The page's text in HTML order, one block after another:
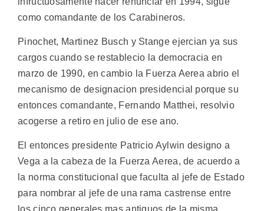
como comandante de los Carabineros.
Pinochet, Martinez Busch y Stange ejercian ya sus
cargos cuando se restablecio la democracia en
marzo de 1990, en cambio la Fuerza Aerea abrio el
mecanismo de designacion presidencial porque su
entonces comandante, Fernando Matthei, resolvio
acogerse a retiro en julio de ese ano.
El entonces presidente Patricio Aylwin designo a
Vega a la cabeza de la Fuerza Aerea, de acuerdo a
la norma constitucional que faculta al jefe de Estado
para nombrar al jefe de una rama castrense entre